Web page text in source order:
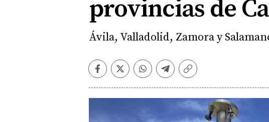
provincias de
Ávila, Valladolid, Zamora y
Facebook
TwitterWhatsapp
Telegram
Copiar